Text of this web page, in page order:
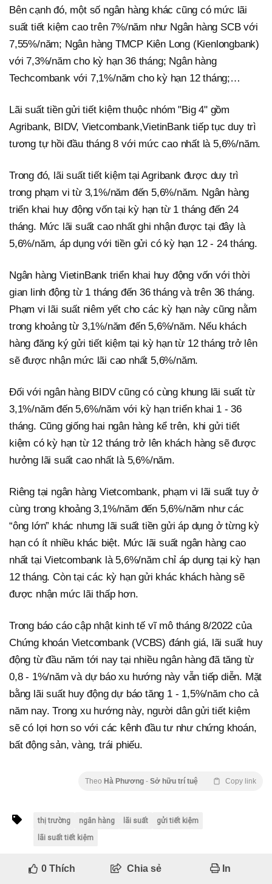
Bên cạnh đó, một số ngân hàng khác cũng có mức lãi
suất tiết kiệm cao trên 7%/năm như Ngân hàng SCB với
7,55%/năm; Ngân hàng TMCP Kiên Long (Kienlongbank)
với 7,3%/năm cho kỳ hạn 36 tháng; Ngân hàng
Techcombank với 7,1%/năm cho kỳ hạn 12 tháng;…
Lãi suất tiền gửi tiết kiệm thuộc nhóm "Big 4" gồm
Agribank, BIDV, Vietcombank,VietinBank tiếp tục duy trì
tương tự hồi đầu tháng 8 với mức cao nhất là 5,6%/năm.
Trong đó, lãi suất tiết kiệm tại Agribank được duy trì
trong phạm vi từ 3,1%/năm đến 5,6%/năm. Ngân hàng
triển khai huy động vốn tại kỳ hạn từ 1 tháng đến 24
tháng. Mức lãi suất cao nhất ghi nhận được tại đây là
5,6%/năm, áp dụng với tiền gửi có kỳ hạn 12 - 24 tháng.
Ngân hàng VietinBank triển khai huy động vốn với thời
gian linh động từ 1 tháng đến 36 tháng và trên 36 tháng.
Phạm vi lãi suất niêm yết cho các kỳ hạn này cũng nằm
trong khoảng từ 3,1%/năm đến 5,6%/năm. Nếu khách
hàng đăng ký gửi tiết kiệm tại kỳ hạn từ 12 tháng trở lên
sẽ được nhận mức lãi cao nhất 5,6%/năm.
Đối với ngân hàng BIDV cũng có cùng khung lãi suất từ
3,1%/năm đến 5,6%/năm với kỳ hạn triển khai 1 - 36
tháng. Cũng giống hai ngân hàng kể trên, khi gửi tiết
kiệm có kỳ hạn từ 12 tháng trở lên khách hàng sẽ được
hưởng lãi suất cao nhất là 5,6%/năm.
Riêng tại ngân hàng Vietcombank, phạm vi lãi suất tuy ở
cùng trong khoảng 3,1%/năm đến 5,6%/năm như các
“ông lớn” khác nhưng lãi suất tiền gửi áp dụng ở từng kỳ
hạn có ít nhiều khác biệt. Mức lãi suất ngân hàng cao
nhất tại Vietcombank là 5,6%/năm chỉ áp dụng tại kỳ hạn
12 tháng. Còn tại các kỳ hạn gửi khác khách hàng sẽ
được nhận mức lãi thấp hơn.
Trong báo cáo cập nhật kinh tế vĩ mô tháng 8/2022 của
Chứng khoán Vietcombank (VCBS) đánh giá, lãi suất huy
động từ đầu năm tới nay tại nhiều ngân hàng đã tăng từ
0,8 - 1%/năm và dự báo xu hướng này vẫn tiếp diễn. Mặt
bằng lãi suất huy động dự báo tăng 1 - 1,5%/năm cho cả
năm nay. Trong xu hướng này, người dân gửi tiết kiệm
sẽ có lợi hơn so với các kênh đầu tư như chứng khoán,
bất động sản, vàng, trái phiếu.
Theo Hà Phương - Sở hữu trí tuệ Copy link
thị trường ngân hàng lãi suất
gửi tiết kiệm
lãi suất tiết kiệm
0Thích Chia sẻ In